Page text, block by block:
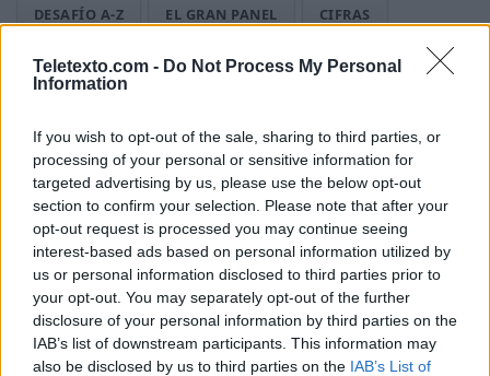
Teletexto.com - Do Not Process My Personal
Information
If you wish to opt-out of the sale, sharing to third parties, or
processing of your personal or sensitive information for
targeted advertising by us, please use the below opt-out
section to confirm your selection. Please note that after your
opt-out request is processed you may continue seeing
interest-based ads based on personal information utilized by
us or personal information disclosed to third parties prior to
your opt-out. You may separately opt-out of the further
disclosure of your personal information by third parties on the
IAB’s list of downstream participants. This information may
also be disclosed by us to third parties on the IAB’s List of
DESAFÍO A-Z EL GRAN PANEL CIFRAS
LETRAS PALABRA OCULTA SOPA DE LETRAS TV
Noticias de Televisión
Toda la actualidad de la televisión y el streaming en España.
AUDIENCIAS ESTRENOS STREAMING
GENTE TV CONCURSOS REALITIES
@teletextopuntocom